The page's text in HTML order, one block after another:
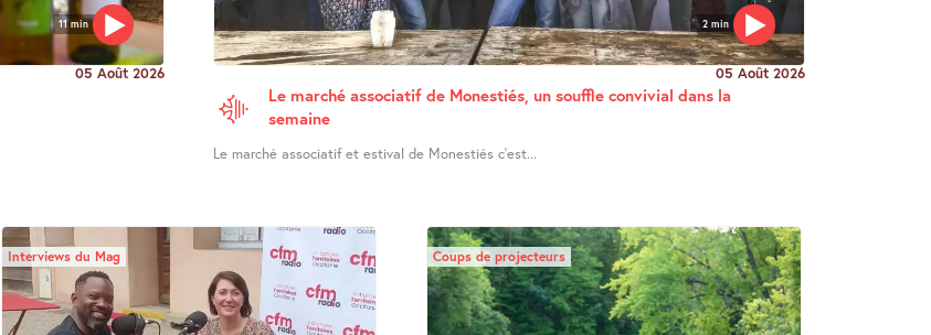
11 min
05 Août 2026
2 min
05 Août 2026
Le marché associatif de Monestiés, un souffle convivial dans la
semaine
Le marché associatif et estival de Monestiés c’est...
Interviews du Mag Coups de projecteurs